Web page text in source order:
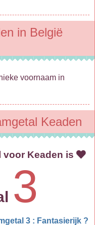
in België
voornaam in
Keaden
voor Keaden is
3
3 : Fantasierijk ?